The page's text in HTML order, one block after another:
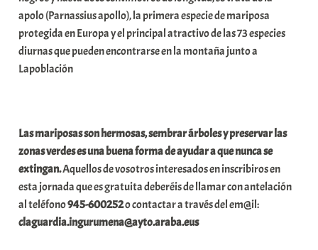
apolo (Parnassius apollo), la primera especie de mariposa
protegida en Europa y el principal atractivo de las 73 especies
diurnas que pueden encontrarse en la montaña junto a
Lapoblación
Las mariposas son hermosas, sembrar árboles y preservar las
zonas verdes es una buena forma de ayudar a que nunca se
extingan.Aquellos de vosotros interesados en inscribiros en
esta jornada que es gratuita deberéis de llamar con antelación
al teléfono945-600252o contactar a través del em@il:
claguardia.ingurumena@ayto.araba.eus